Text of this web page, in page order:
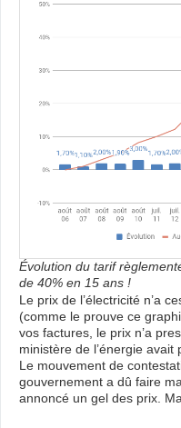
Évolution du tarif
de 40% en 15 ans !
Le prix de l’électricité n’a
(comme le prouve ce
vos factures, le prix n’a
ministère de l’énergie avait
Le mouvement de
gouvernement a dû faire
annoncé un gel des prix.